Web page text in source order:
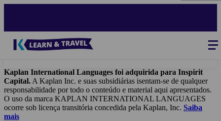
Kaplan International Languages foi adquirida para Inspirit
Capital. A Kaplan Inc. e suas subsidiárias isentam-se de qualquer
responsabilidade por todo o conteúdo e material aqui apresentados.
O uso da marca KAPLAN INTERNATIONAL LANGUAGES
ocorre sob licença transitória concedida pela Kaplan, Inc. Saiba
mais